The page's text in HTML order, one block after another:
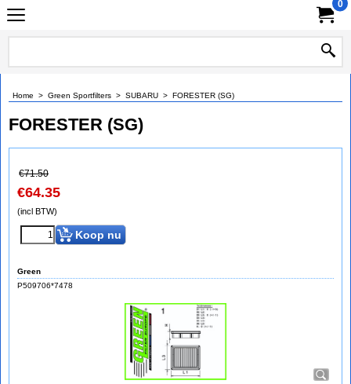
0
Home > Green Sportfilters > SUBARU > FORESTER (SG)
FORESTER (SG)
€71.50
€64.35
(incl BTW)
Koop nu
Green
P509706*7478